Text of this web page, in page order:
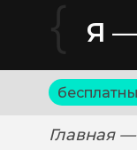
{ Я
Главная —